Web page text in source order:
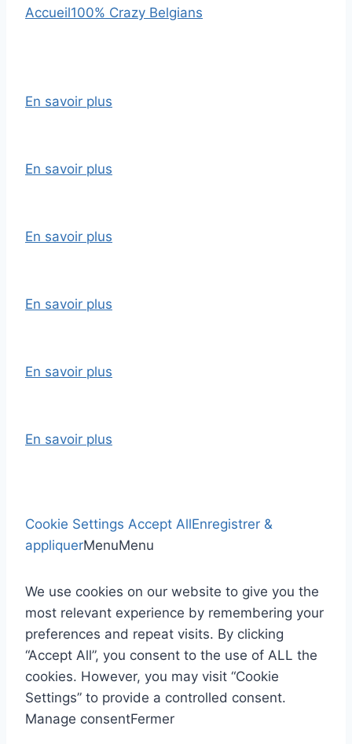
Accueil100% Crazy Belgians
En savoir plus
En savoir plus
En savoir plus
En savoir plus
En savoir plus
En savoir plus
Cookie Settings Accept AllEnregistrer &
appliquerMenuMenu
We use cookies on our website to give you the
most relevant experience by remembering your
preferences and repeat visits. By clicking
“Accept All”, you consent to the use of ALL the
cookies. However, you may visit “Cookie
Settings” to provide a controlled consent.
Manage consentFermer